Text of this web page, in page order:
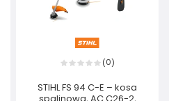
(0)
STIHL FS 94 C-E – kosa